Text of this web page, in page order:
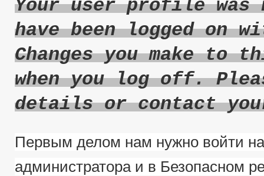
Your user profile was
have been logged on
Changes you make
when you log off.
details or contact
Первым делом нам нужно войти
администратора и в Безопасном